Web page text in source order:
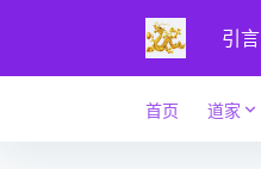
引言
首页 道家